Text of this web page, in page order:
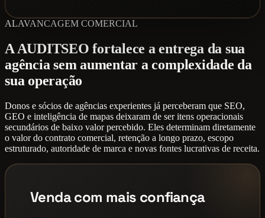
ALAVANCAGEM COMERCIAL
A AUDITSEO fortalece a entrega da sua
agência sem aumentar a complexidade da
sua operação
Donos e sócios de agências experientes já perceberam que SEO,
GEO e inteligência de mapas deixaram de ser itens operacionais
secundários de baixo valor percebido. Eles determinam diretamente
o valor do contrato comercial, retenção a longo prazo, escopo
estruturado, autoridade de marca e novas fontes lucrativas de receita.
Venda com mais confiança